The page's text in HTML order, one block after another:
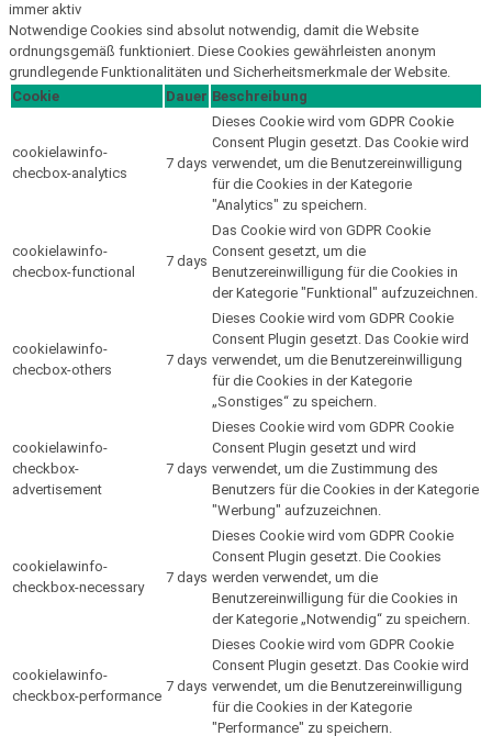
immer aktiv
Notwendige Cookies sind absolut notwendig, damit die Website
ordnungsgemäß funktioniert. Diese Cookies gewährleisten anonym
grundlegende Funktionalitäten und Sicherheitsmerkmale der Website.
Cookie
Dauer Beschreibung
cookielawinfo-
checbox-analytics
7 days
Dieses Cookie wird vom GDPR Cookie
Consent Plugin gesetzt. Das Cookie wird
verwendet, um die Benutzereinwilligung
für die Cookies in der Kategorie
"Analytics" zu speichern.
cookielawinfo-
checbox-functional
7 days
Das Cookie wird von GDPR Cookie
Consent gesetzt, um die
Benutzereinwilligung für die Cookies in
der Kategorie "Funktional" aufzuzeichnen.
cookielawinfo-
checbox-others
7 days
Dieses Cookie wird vom GDPR Cookie
Consent Plugin gesetzt. Das Cookie wird
verwendet, um die Benutzereinwilligung
für die Cookies in der Kategorie
„Sonstiges“ zu speichern.
cookielawinfo-
checkbox-
advertisement
7 days
Dieses Cookie wird vom GDPR Cookie
Consent Plugin gesetzt und wird
verwendet, um die Zustimmung des
Benutzers für die Cookies in der Kategorie
"Werbung" aufzuzeichnen.
cookielawinfo-
checkbox-necessary
7 days
Dieses Cookie wird vom GDPR Cookie
Consent Plugin gesetzt. Die Cookies
werden verwendet, um die
Benutzereinwilligung für die Cookies in
der Kategorie „Notwendig“ zu speichern.
cookielawinfo-
checkbox-performance
7 days
Dieses Cookie wird vom GDPR Cookie
Consent Plugin gesetzt. Das Cookie wird
verwendet, um die Benutzereinwilligung
für die Cookies in der Kategorie
"Performance" zu speichern.